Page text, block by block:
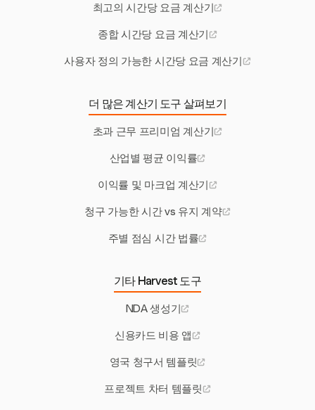
최고의 시간당 요금 계산기
종합 시간당 요금 계산기
사용자 정의 가능한 시간당 요금 계산기
더 많은 계산기 도구 살펴보기
초과 근무 프리미엄 계산기
산업별 평균 이익률
이익률 및 마크업 계산기
청구 가능한 시간 vs 유지 계약
주별 점심 시간 법률
기타 Harvest 도구
NDA 생성기
신용카드 비용 앱
영국 청구서 템플릿
프로젝트 차터 템플릿